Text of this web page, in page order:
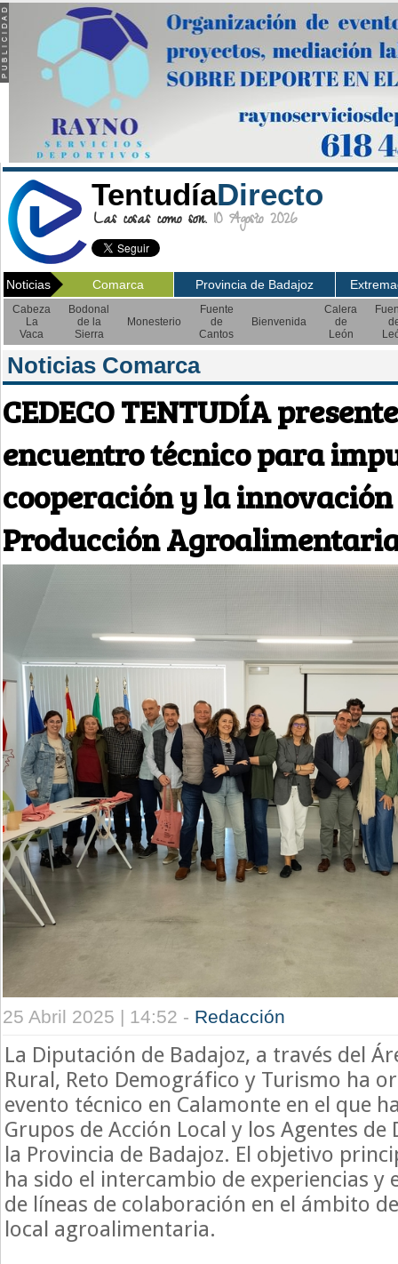
TentudíaDirecto
Las cosas como son. 10 Agosto 2026
Noticias Comarca Provincia de Badajoz
Cabeza
La
Vaca
Bodonal
de la
Sierra
Monesterio
Fuente
de
Cantos
Bienvenida
Calera
de
León
Noticias Comarca
CEDECO TENTUDÍA
encuentro técnico para
cooperación y la
Producción
25 Abril 2025 | 14:52 - Redacción
La Diputación de Badajoz, a través del
Rural, Reto Demográfico y Turismo ha
evento técnico en Calamonte en el que
Grupos de Acción Local y los Agentes de
la Provincia de Badajoz. El objetivo
ha sido el intercambio de experiencias
de líneas de colaboración en el ámbito
local agroalimentaria.